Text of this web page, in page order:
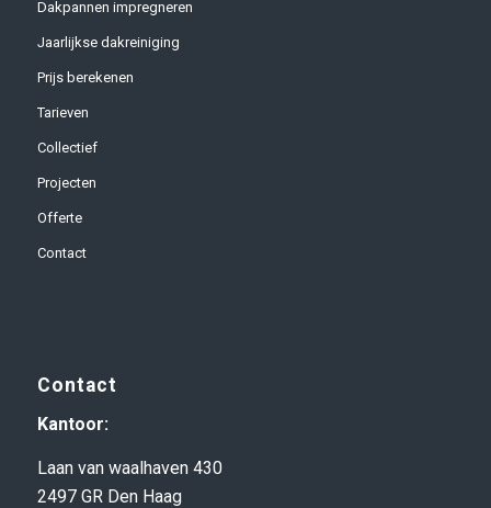
Dakpannen impregneren
Jaarlijkse dakreiniging
Prijs berekenen
Tarieven
Collectief
Projecten
Offerte
Contact
Contact
Kantoor:
Laan van waalhaven 430
2497 GR Den Haag